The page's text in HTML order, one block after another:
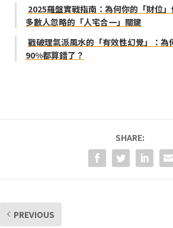
2025羅盤實戰指南：為何你的「財位
多數人忽略的「人宅合一」關鍵
戳破理氣派風水的「有效性幻覺」：為
90%都算錯了？
SHARE:
PREVIOUS